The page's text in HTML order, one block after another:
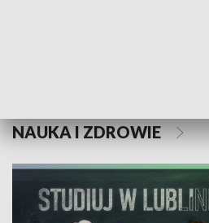
NAUKA I ZDROWIE